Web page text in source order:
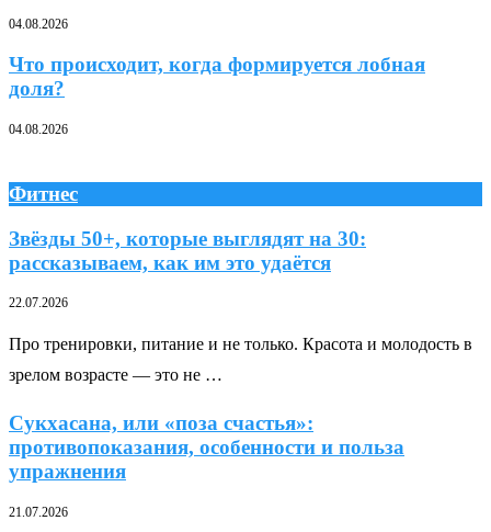
04.08.2026
Что происходит, когда формируется лобная
доля?
04.08.2026
Фитнес
Звёзды 50+, которые выглядят на 30:
рассказываем, как им это удаётся
22.07.2026
Про тренировки, питание и не только. Красота и молодость в
зрелом возрасте — это не …
Сукхасана, или «поза счастья»:
противопоказания, особенности и польза
упражнения
21.07.2026